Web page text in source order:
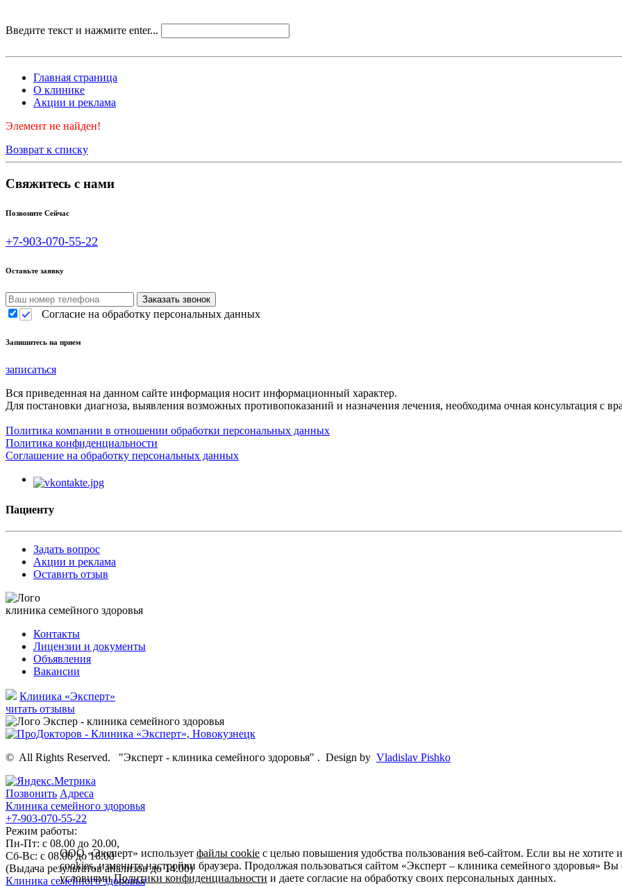
Введите текст и нажмите enter...
Главная страница
О клинике
Акции и реклама
Элемент не найден!
Возврат к списку
Свяжитесь с нами
Позвоните Сейчас
+7-903-070-55-22
Оставьте заявку
Согласие на обработку персональных данных
Запишитесь на прием
записаться
Вся приведенная на данном сайте информация носит информационный характер.
Для постановки диагноза, выявления возможных противопоказаний и назначения лечения, необходима очная консультация с
Политика компании в отношении обработки персональных данных
Политика конфиденциальности
Соглашение на обработку персональных данных
Пациенту
Задать вопрос
Акции и реклама
Оставить отзыв
клиника семейного здоровья
Контакты
Лицензии и документы
Объявления
Вакансии
Клиника «Эксперт»
читать отзывы
© All Rights Reserved. "Эксперт - клиника семейного здоровья" . Design by Vladislav Pishko
Позвонить Адреса
Клиника семейного здоровья
+7-903-070-55-22
Режим работы:
Пн-Пт: с 08.00 до 20.00,
Сб-Вс: с 08.00 до 16.00
(Выдача результатов анализов до 14.00)
Клиника семейного здоровья
ООО «Эксперт» использует файлы cookie с целью повышения удобства пользования веб-сайтом. Если вы не хотите
cookies, измените настройки браузера. Продолжая пользоваться сайтом «Эксперт – клиника семейного здоровья» Вы
условиямиПолитики конфиденциальности и даете согласие на обработку своих персональных данных.